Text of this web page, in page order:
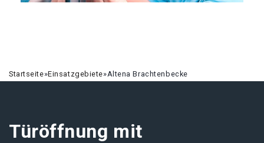
Startseite»Einsatzgebiete»Altena Brachtenbecke
Türöffnung mit